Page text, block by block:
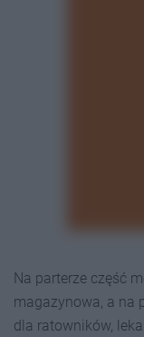
Na parterze część
magazynowa, a na
dla ratowników,